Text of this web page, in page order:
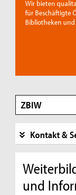
qualitativ
Öffentlicher
und anderer
ZBIW
Kontakt &
und